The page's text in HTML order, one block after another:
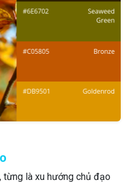
từng là xu hướng chủ đạo